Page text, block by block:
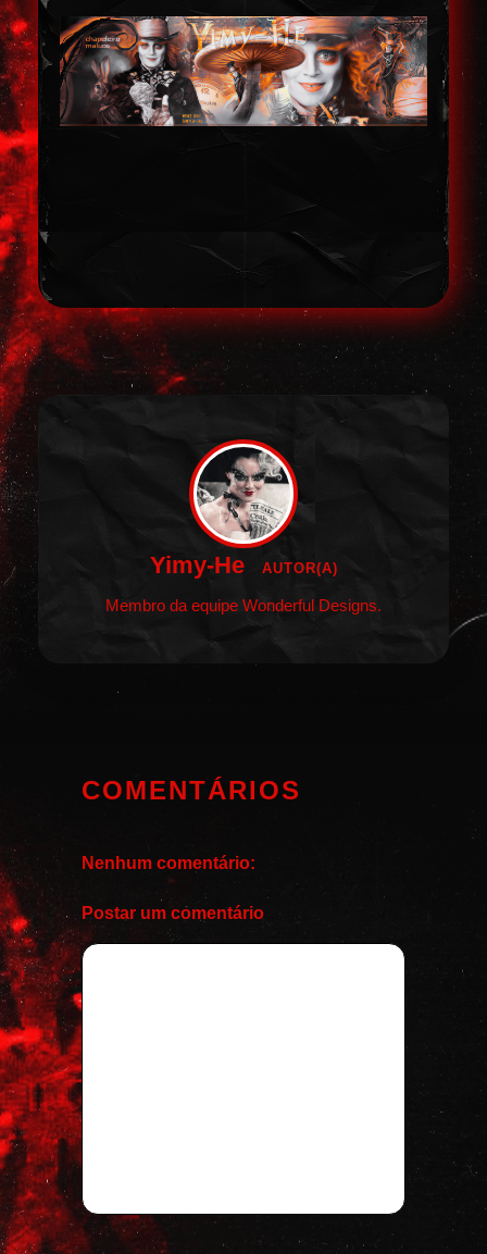
Yimy-He AUTOR(A)
Membro da equipe Wonderful Designs.
COMENTÁRIOS
Nenhum comentário:
Postar um comentário